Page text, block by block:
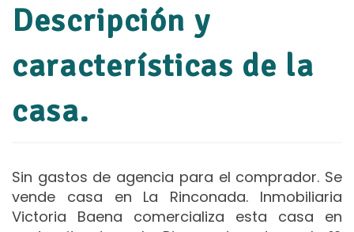
Descripción y
características de la
casa.
Sin gastos de agencia para el comprador. Se
vende casa en La Rinconada. Inmobiliaria
Victoria Baena comercializa esta casa en